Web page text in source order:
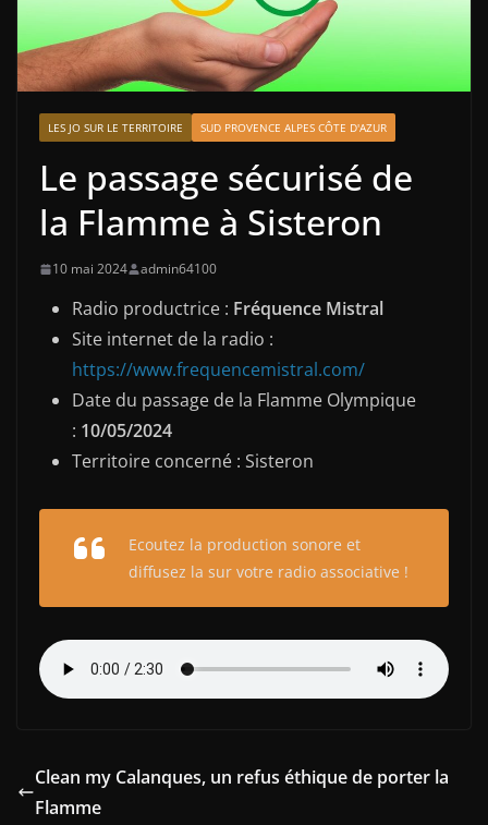
LES JO SUR LE TERRITOIRE SUD PROVENCE ALPES CÔTE D'AZUR
Le passage sécurisé de
la Flamme à Sisteron
10 mai 2024 admin64100
Radio productrice : Fréquence Mistral
Site internet de la radio :
https://www.frequencemistral.com/
Date du passage de la Flamme Olympique
: 10/05/2024
Territoire concerné : Sisteron
Ecoutez la production sonore et
diffusez la sur votre radio associative !
Clean my Calanques, un refus éthique de porter la
Flamme